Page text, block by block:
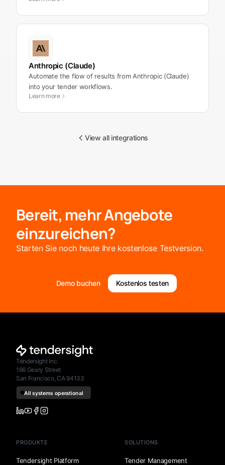
Anthropic (Claude)
Automate the flow of results from Anthropic (Claude)
into your tender workflows.
Learn more
View all integrations
Bereit, mehr Angebote
einzureichen?
Starten Sie noch heute Ihre kostenlose Testversion.
Demo buchen Kostenlos testen
Tendersight Inc.
166 Geary Street
San Francisco, CA 94133
PRODUKTE
Tendersight Platform
SOLUTIONS
Tender Management